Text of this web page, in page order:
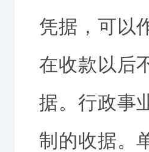
凭据，可以
在收款以后
据。行政事
制的收据。